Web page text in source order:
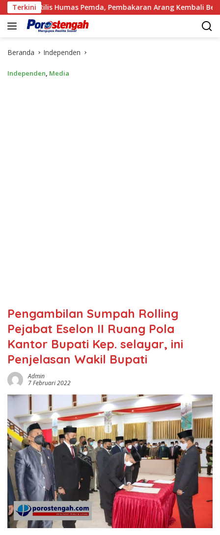
Langsung
ke
konten
Terkini
Humas Pemda, Pembakaran Arang Kembali Berjalan, Ada
Beranda Independen
Independen, Media
Pengambilan Sumpah Rolling
Pejabat Eselon II Ruang Pola
Kantor Bupati Kep. selayar, ini
Penjelasan Wakil Bupati
Admin
7 Februari 2022